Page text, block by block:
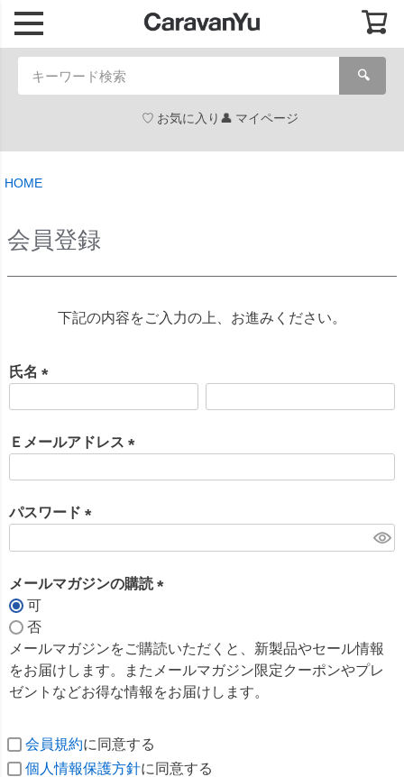
🔍
お気に入り マイページ
HOME
会員登録
下記の内容をご入力の上、お進みください。
氏名
須
Ｅメールアドレス
パスワード
須
メールマガジンの購読
須
)
可
否
メールマガジンをご購読いただくと、新製品やセール情報
をお届けします。またメールマガジン限定クーポンやプレ
ゼントなどお得な情報をお届けします。
会員規約に同意する
個人情報保護方針に同意する